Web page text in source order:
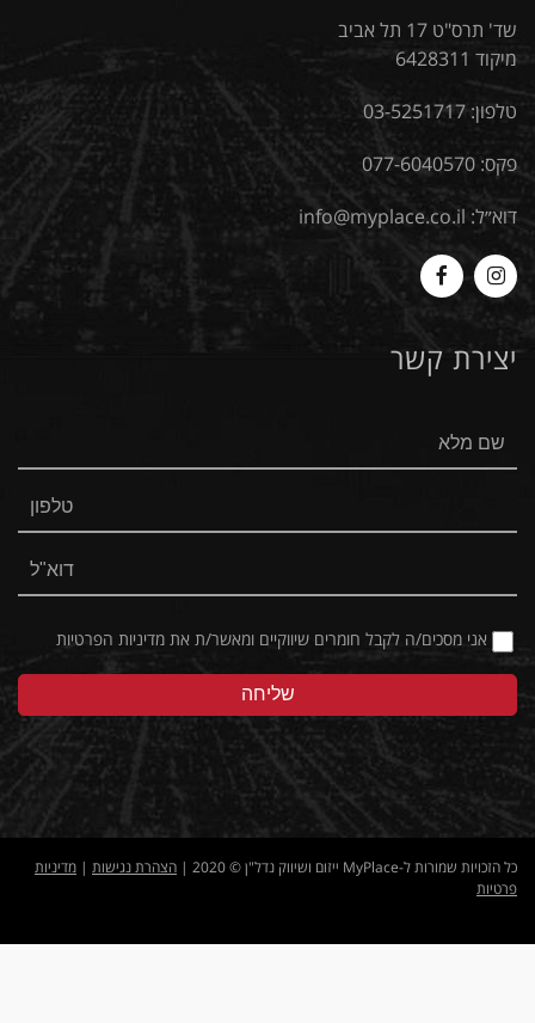
שד' תרס"ט 17 תל אביב
מיקוד 6428311
טלפון:03-5251717
פקס: 077-6040570
דוא״ל: info@myplace.co.il
Myplace
-
Instagram
MyPlace
Facebook
יצירת קשר
אני מסכים/ה לקבל חומרים שיווקיים ומאשר/ת את מדיניות הפרטיות
כל הזכויות שמורות ל-MyPlace ייזום ושיווק נדל"ן © 2020 | הצהרת נגישות | מדיניות
פרטיות